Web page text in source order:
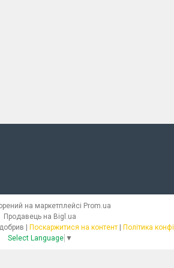
на маркетплейсі Prom.ua
Продавець на Bigl.ua
СЕМІЛЛАС - інтернет-магазин насіння і добрив | Поскаржитися на контент | Політика
Select Language ▼